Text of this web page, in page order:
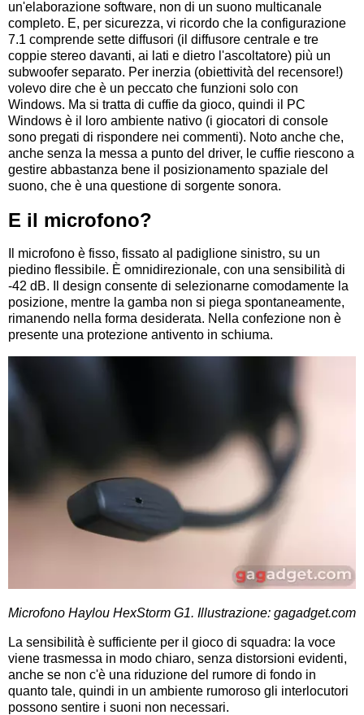
un'elaborazione software, non di un suono multicanale
completo. E, per sicurezza, vi ricordo che la configurazione
7.1 comprende sette diffusori (il diffusore centrale e tre
coppie stereo davanti, ai lati e dietro l'ascoltatore) più un
subwoofer separato. Per inerzia (obiettività del recensore!)
volevo dire che è un peccato che funzioni solo con
Windows. Ma si tratta di cuffie da gioco, quindi il PC
Windows è il loro ambiente nativo (i giocatori di console
sono pregati di rispondere nei commenti). Noto anche che,
anche senza la messa a punto del driver, le cuffie riescono a
gestire abbastanza bene il posizionamento spaziale del
suono, che è una questione di sorgente sonora.
E il microfono?
Il microfono è fisso, fissato al padiglione sinistro, su un
piedino flessibile. È omnidirezionale, con una sensibilità di
-42 dB. Il design consente di selezionarne comodamente la
posizione, mentre la gamba non si piega spontaneamente,
rimanendo nella forma desiderata. Nella confezione non è
presente una protezione antivento in schiuma.
Microfono Haylou HexStorm G1. Illustrazione: gagadget.com
La sensibilità è sufficiente per il gioco di squadra: la voce
viene trasmessa in modo chiaro, senza distorsioni evidenti,
anche se non c'è una riduzione del rumore di fondo in
quanto tale, quindi in un ambiente rumoroso gli interlocutori
possono sentire i suoni non necessari.